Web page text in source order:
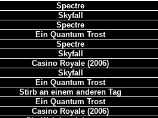
Spectre
Skyfall
Spectre
Ein Quantum Trost
Spectre
Skyfall
Casino Royale (2006)
Skyfall
Ein Quantum Trost
Stirb an einem anderen Tag
Ein Quantum Trost
Casino Royale (2006)